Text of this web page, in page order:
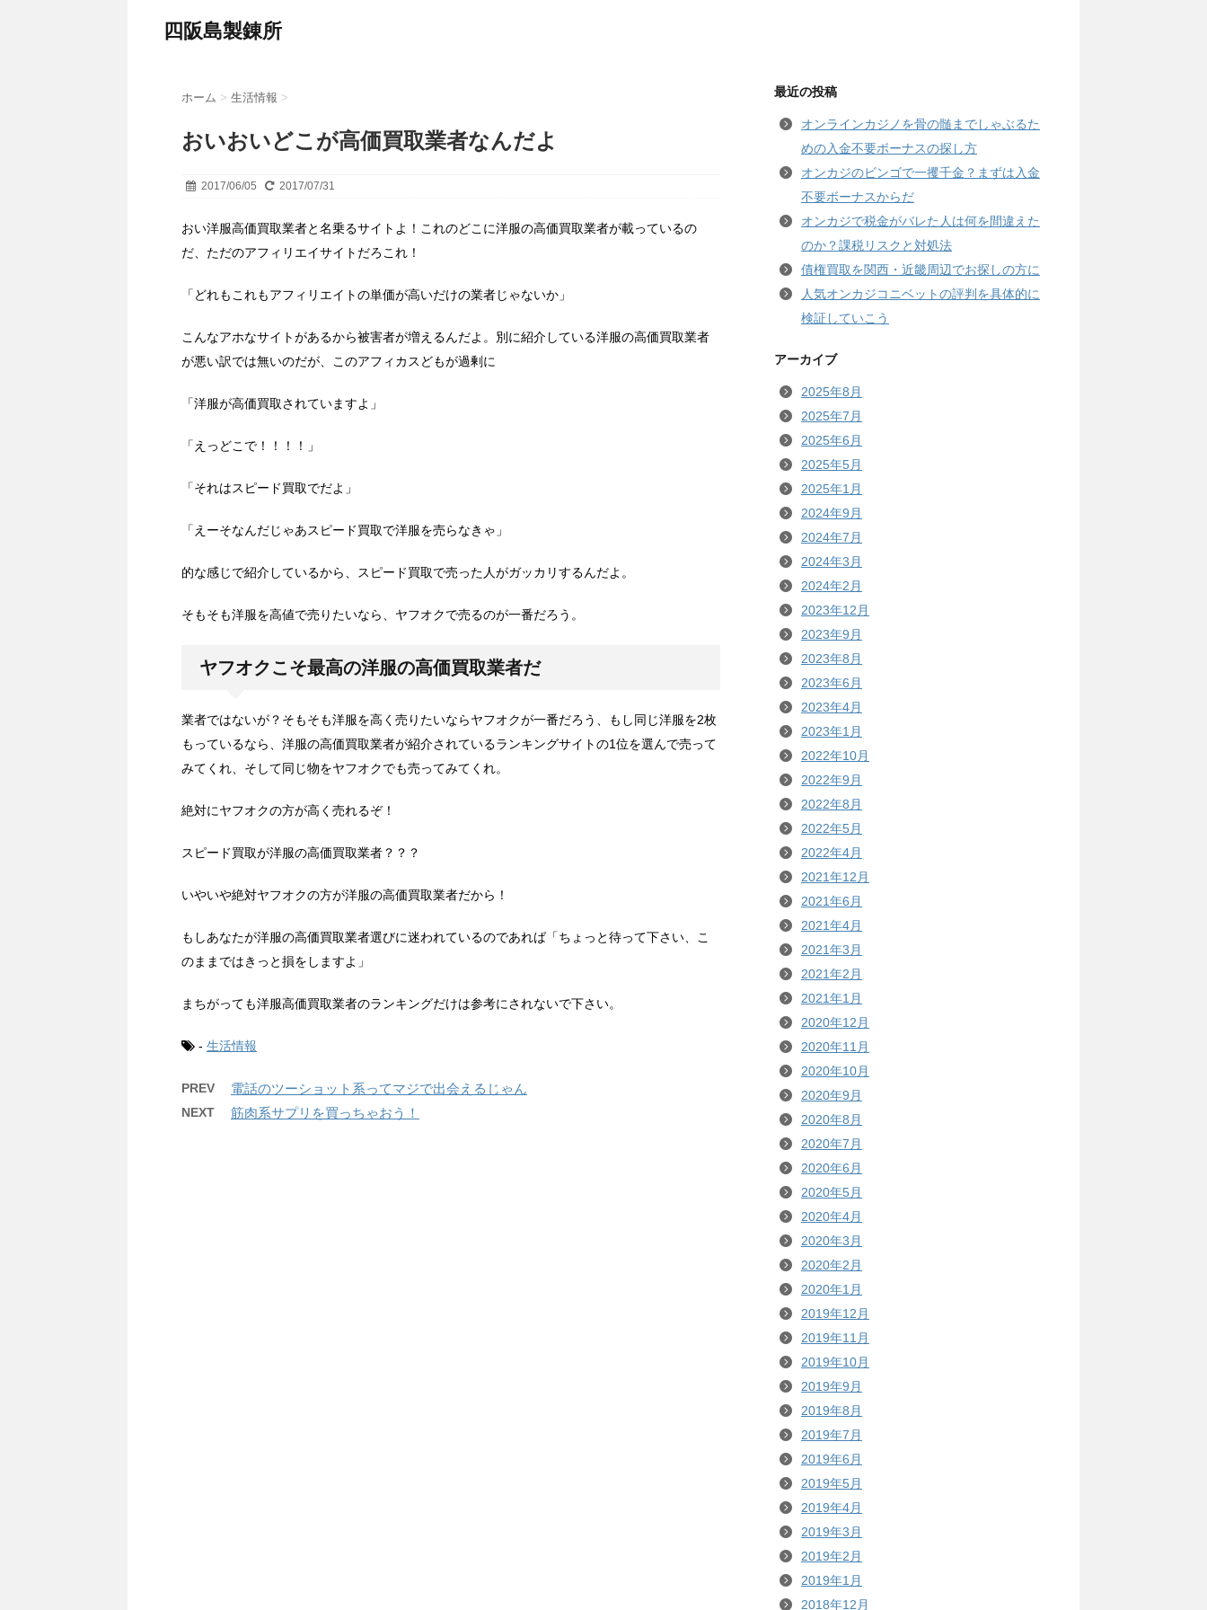
四阪島製錬所
ホーム > 生活情報 >
おいおいどこが高価買取業者なんだよ
2017/06/05 2017/07/31
おい洋服高価買取業者と名乗るサイトよ！これのどこに洋服の高価買取業者が載っているの
だ、ただのアフィリエイサイトだろこれ！
「どれもこれもアフィリエイトの単価が高いだけの業者じゃないか」
こんなアホなサイトがあるから被害者が増えるんだよ。別に紹介している洋服の高価買取業者
が悪い訳では無いのだが、このアフィカスどもが過剰に
「洋服が高価買取されていますよ」
「えっどこで！！！！」
「それはスピード買取でだよ」
「えーそなんだじゃあスピード買取で洋服を売らなきゃ」
的な感じで紹介しているから、スピード買取で売った人がガッカリするんだよ。
そもそも洋服を高値で売りたいなら、ヤフオクで売るのが一番だろう。
ヤフオクこそ最高の洋服の高価買取業者だ
業者ではないが？そもそも洋服を高く売りたいならヤフオクが一番だろう、もし同じ洋服を2枚
もっているなら、洋服の高価買取業者が紹介されているランキングサイトの1位を選んで売って
みてくれ、そして同じ物をヤフオクでも売ってみてくれ。
絶対にヤフオクの方が高く売れるぞ！
スピード買取が洋服の高価買取業者？？？
いやいや絶対ヤフオクの方が洋服の高価買取業者だから！
もしあなたが洋服の高価買取業者選びに迷われているのであれば「ちょっと待って下さい、こ
のままではきっと損をしますよ」
まちがっても洋服高価買取業者のランキングだけは参考にされないで下さい。
- 生活情報
PREV 電話のツーショット系ってマジで出会えるじゃん
NEXT 筋肉系サプリを買っちゃおう！
最近の投稿
オンラインカジノを骨の髄までしゃぶるた
めの入金不要ボーナスの探し方
オンカジのビンゴで一攫千金？まずは入金
不要ボーナスからだ
オンカジで税金がバレた人は何を間違えた
のか？課税リスクと対処法
債権買取を関西・近畿周辺でお探しの方に
人気オンカジコニベットの評判を具体的に
検証していこう
アーカイブ
2025年8月
2025年7月
2025年6月
2025年5月
2025年1月
2024年9月
2024年7月
2024年3月
2024年2月
2023年12月
2023年9月
2023年8月
2023年6月
2023年4月
2023年1月
2022年10月
2022年9月
2022年8月
2022年5月
2022年4月
2021年12月
2021年6月
2021年4月
2021年3月
2021年2月
2021年1月
2020年12月
2020年11月
2020年10月
2020年9月
2020年8月
2020年7月
2020年6月
2020年5月
2020年4月
2020年3月
2020年2月
2020年1月
2019年12月
2019年11月
2019年10月
2019年9月
2019年8月
2019年7月
2019年6月
2019年5月
2019年4月
2019年3月
2019年2月
2019年1月
2018年12月